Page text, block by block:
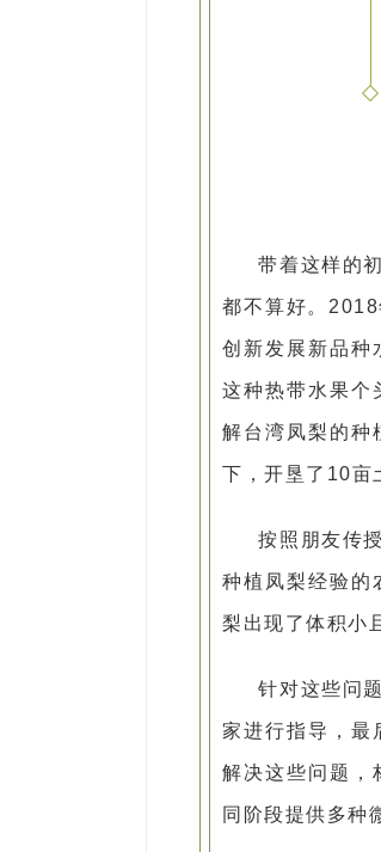
带着这样的
都不算好。
创新发展新品种
这种热带水果
解台湾凤梨的种
下，开垦了10亩
按照朋友传
种植凤梨经验的
梨出现了体积小
针对这些问
家进行指导，最
解决这些问题，
同阶段提供多种